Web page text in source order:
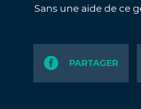
Sans une aide de ce
PARTAGER